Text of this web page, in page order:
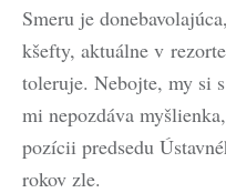
Smeru je
kšefty, aktuálne v
toleruje. Nebojte, my si
mi nepozdáva
pozícii predsedu
rokov zle.